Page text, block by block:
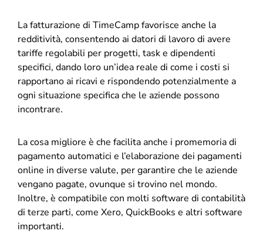
La fatturazione di TimeCamp favorisce anche la
redditività, consentendo ai datori di lavoro di avere
tariffe regolabili per progetti, task e dipendenti
specifici, dando loro un’idea reale di come i costi si
rapportano ai ricavi e rispondendo potenzialmente a
ogni situazione specifica che le aziende possono
incontrare.
La cosa migliore è che facilita anche i promemoria di
pagamento automatici e l’elaborazione dei pagamenti
online in diverse valute, per garantire che le aziende
vengano pagate, ovunque si trovino nel mondo.
Inoltre, è compatibile con molti software di contabilità
di terze parti, come Xero, QuickBooks e altri software
importanti.